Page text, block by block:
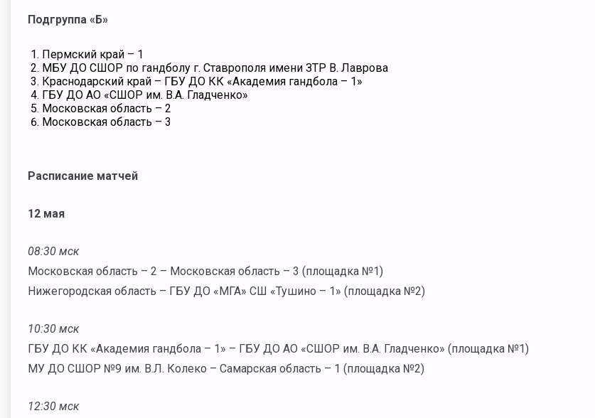
Подгруппа «Б»
Пермский край – 1
МБУ ДО СШОР по гандболу г. Ставрополя имени ЗТР В. Лаврова
Краснодарский край – ГБУ ДО КК «Академия гандбола – 1»
ГБУ ДО АО «СШОР им. В.А. Гладченко»
Московская область – 2
Московская область – 3
Расписание матчей
12 мая
08:30 мск
Московская область – 2 – Московская область – 3 (площадка №1)
Нижегородская область – ГБУ ДО «МГА» СШ «Тушино – 1» (площадка №2)
10:30 мск
ГБУ ДО КК «Академия гандбола – 1» – ГБУ ДО АО «СШОР им. В.А. Гладченко» (площадка №1)
МУ ДО СШОР №9 им. В.Л. Колеко – Самарская область – 1 (площадка №2)
12:30 мск